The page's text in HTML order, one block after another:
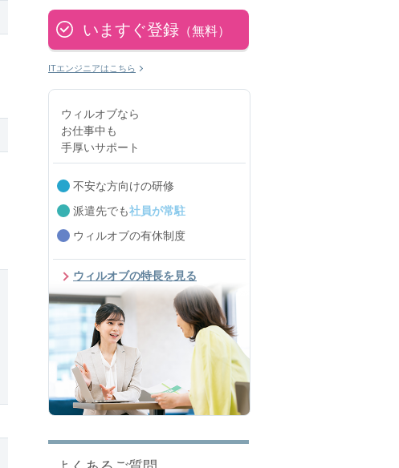
いますぐ登録 （無料）
ITエンジニアはこちら
ウィルオブなら
お仕事中も
手厚いサポート
不安な方向けの研修
派遣先でも社員が常駐
ウィルオブの有休制度
ウィルオブの特長を見る